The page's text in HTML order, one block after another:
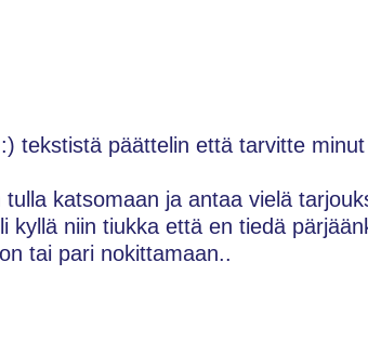
tekstistä päättelin että tarvitte
katsomaan ja antaa vielä
kyllä niin tiukka että en tiedä
tai pari nokittamaan..